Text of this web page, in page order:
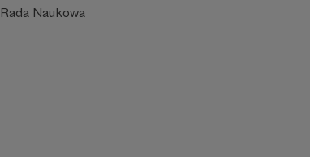
Rada Naukowa